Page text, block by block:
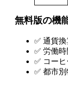
無料版の機
✅ 通貨
✅ 労働
✅ コー
✅ 都市